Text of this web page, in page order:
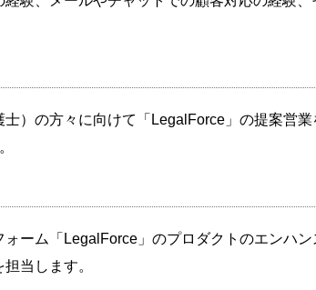
）の方々に向けて「LegalForce」の提案営
ーム「LegalForce」のプロダクトのエンハ
当します。